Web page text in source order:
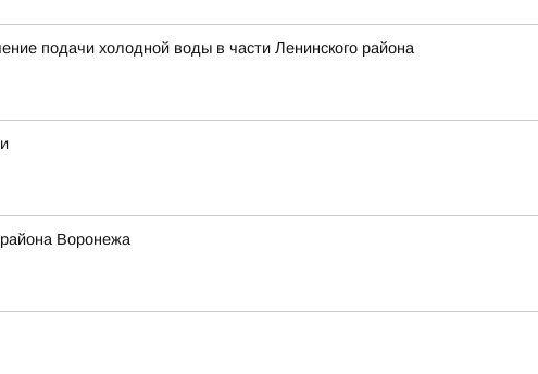
подачи холодной воды в части Ленинского района
Воронежа